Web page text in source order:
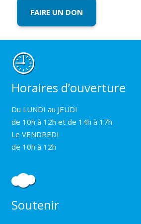
FAIRE UN DON
Horaires d’ouverture
Du LUNDI au JEUDI
de 10h à 12h et de 14h à 17h
Le VENDREDI
de 10h à 12h
Soutenir